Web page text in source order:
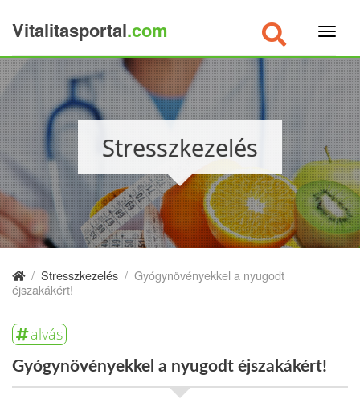
Vitalitasportal.com
Stresszkezelés
/ Stresszkezelés / Gyógynövényekkel a nyugodt
éjszakákért!
alvás
Gyógynövényekkel a nyugodt éjszakákért!
×